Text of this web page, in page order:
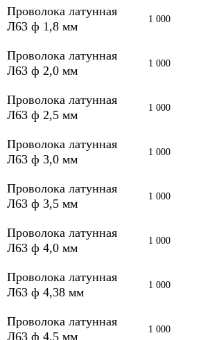
Проволока латунная
Л63 ф 1,8 мм
1 000
Проволока латунная
Л63 ф 2,0 мм
1 000
Проволока латунная
Л63 ф 2,5 мм
1 000
Проволока латунная
Л63 ф 3,0 мм
1 000
Проволока латунная
Л63 ф 3,5 мм
1 000
Проволока латунная
Л63 ф 4,0 мм
1 000
Проволока латунная
Л63 ф 4,38 мм
1 000
Проволока латунная
Л63 ф 4,5 мм
1 000